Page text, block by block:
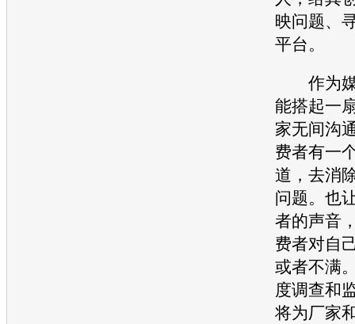
映问题、
平台。
作为媒
能搭起一
家无间沟
费者有一
道，去消
问题。也
者的声音
费者对自
或者不满
度调查和
将为厂家